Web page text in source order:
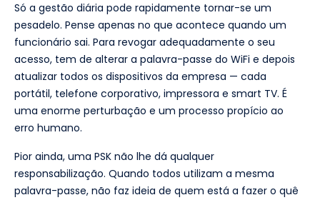
Só a gestão diária pode rapidamente tornar-se um
pesadelo. Pense apenas no que acontece quando um
funcionário sai. Para revogar adequadamente o seu
acesso, tem de alterar a palavra-passe do WiFi e depois
atualizar todos os dispositivos da empresa — cada
portátil, telefone corporativo, impressora e smart TV. É
uma enorme perturbação e um processo propício ao
erro humano.
Pior ainda, uma PSK não lhe dá qualquer
responsabilização. Quando todos utilizam a mesma
palavra-passe, não faz ideia de quem está a fazer o quê